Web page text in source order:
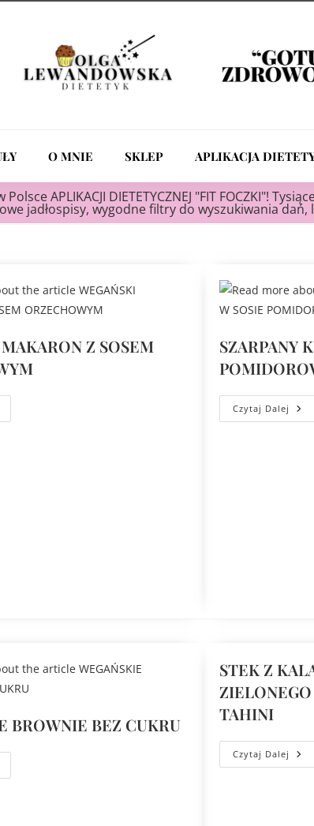
O MNIE SKLEP APLIKACJA
Polsce APLIKACJI DIETETYCZNEJ "FIT FOCZKI"!
jadłospisy, wygodne filtry do wyszukiwania
Z SOSEM
SZARPANY
Czytaj Dalej
BROWNIE BEZ CUKRU
STEK Z
TAHINI
Czytaj Dalej